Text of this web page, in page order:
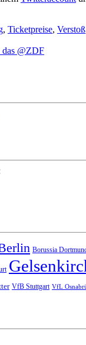
, Ticketpreise, Verstoß
@ZDF
Borussia
VfB Stuttgart VfL